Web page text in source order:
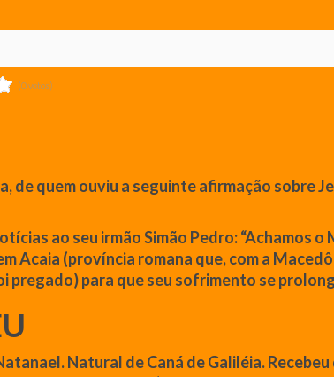
(0 votos)
de quem ouviu a seguinte afirmação sobre
ao seu irmão Simão Pedro:“Achamos o
Acaia (província romana que, com a
pregado) para queseu sofrimento se
Natural de Caná de Galiléia. Recebeu